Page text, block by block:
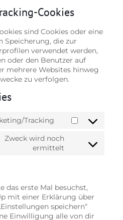
Cookies
sind Cookies oder eine
Speicherung, die zur
verwendet werden,
oder den Benutzer auf
mehrere Websites hinweg
zu verfolgen.
Tracking
Consent
service
google-
Zweck wird noch
ermittelt
Consent
das erste Mal besuchst,
mit einer Erklärung über
speichern“
Einwilligung alle von dir